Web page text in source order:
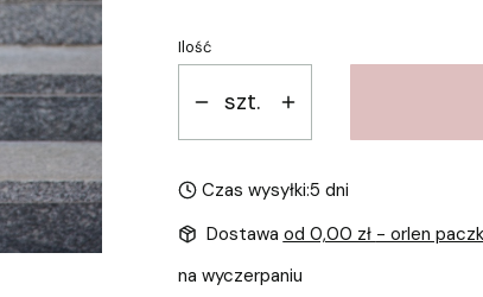
Ilość
szt.
Czas wysyłki:5 dni
Dostawa od 0,00 zł - orlen
na wyczerpaniu